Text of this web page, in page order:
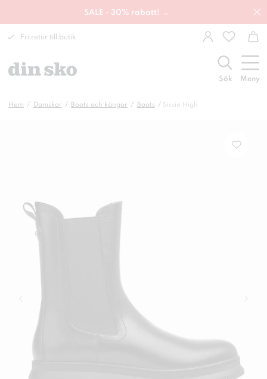
SALE - 30% rabatt! →
Fri retur till butik
Sök Meny
Hem Damskor Boots och kängor Boots Sissie High